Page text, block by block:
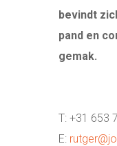
bevindt
pand en
gemak.
T: +31 653
E: